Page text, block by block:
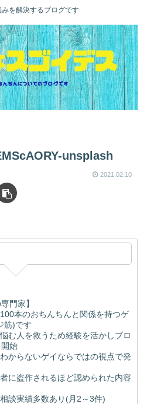
を解決するブログです
unsplash
2021.02.10
門家】
本のおちんちんと関係を持つゲ
筋)です
む人を救うため経験を活かしブロ
始
からないゲイならではの視点で発
に盗作されるほど認められた内容
談実績多数あり(月2～3件)